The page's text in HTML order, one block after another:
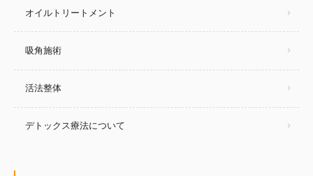
オイルトリートメント
吸角施術
活法整体
デトックス療法について